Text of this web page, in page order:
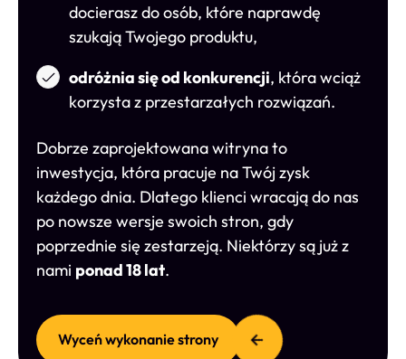
docierasz do osób, które naprawdę
szukają Twojego produktu,
odróżnia się od konkurencji, która wciąż
korzysta z przestarzałych rozwiązań.
Dobrze zaprojektowana witryna to
inwestycja, która pracuje na Twój zysk
każdego dnia. Dlatego klienci wracają do nas
po nowsze wersje swoich stron, gdy
poprzednie się zestarzeją. Niektórzy są już z
nami ponad 18 lat.
Wyceń wykonanie strony